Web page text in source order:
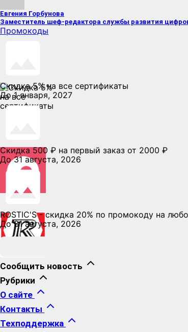
Евгения Горбунова
Заместитель шеф-редактора службы развития
Промокоды
Скидка 5% на все сертификаты
До 1 января, 2027
Скидка 500 ₽ на первый заказ от 2000 ₽
До 31 августа, 2026
ROSTIC'S - скидка 20% по промокоду на
До 31 августа, 2026
Сообщить новость
Рубрики
О сайте
Контакты
Техподдержка